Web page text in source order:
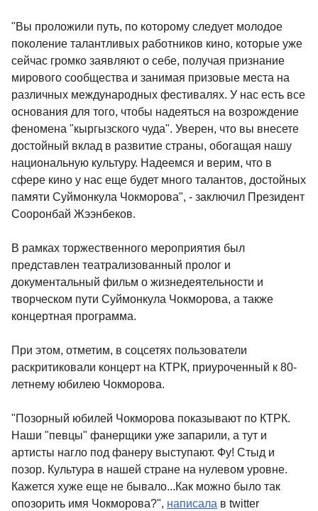
"Вы проложили путь, по которому следует молодое
поколение талантливых работников кино, которые уже
сейчас громко заявляют о себе, получая признание
мирового сообщества и занимая призовые места на
различных международных фестивалях. У нас есть все
основания для того, чтобы надеяться на возрождение
феномена "кыргызского чуда". Уверен, что вы внесете
достойный вклад в развитие страны, обогащая нашу
национальную культуру. Надеемся и верим, что в
сфере кино у нас еще будет много талантов, достойных
памяти Суймонкула Чокморова", - заключил Президент
Сооронбай Жээнбеков.
В рамках торжественного мероприятия был
представлен театрализованный пролог и
документальный фильм о жизнедеятельности и
творческом пути Суймонкула Чокморова, а также
концертная программа.
При этом, отметим, в соцсетях пользователи
раскритиковали концерт на КТРК, приуроченный к 80-
летнему юбилею Чокморова.
"Позорный юбилей Чокморова показывают по КТРК.
Наши "певцы" фанерщики уже запарили, а тут и
артисты нагло под фанеру выступают. Фу! Стыд и
позор. Культура в нашей стране на нулевом уровне.
Кажется хуже еще не бывало...Как можно было так
опозорить имя Чокморова?", написала в twitter